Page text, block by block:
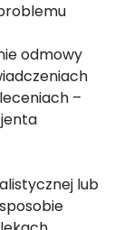
odmowy
–
lub